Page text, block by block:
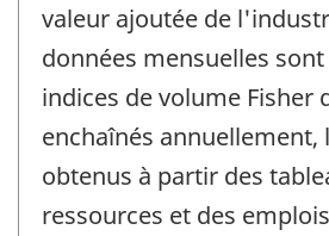
valeur ajoutée de
données mensuelles
indices de volume Fisher
enchaînés annuellement,
obtenus à partir des
ressources et des